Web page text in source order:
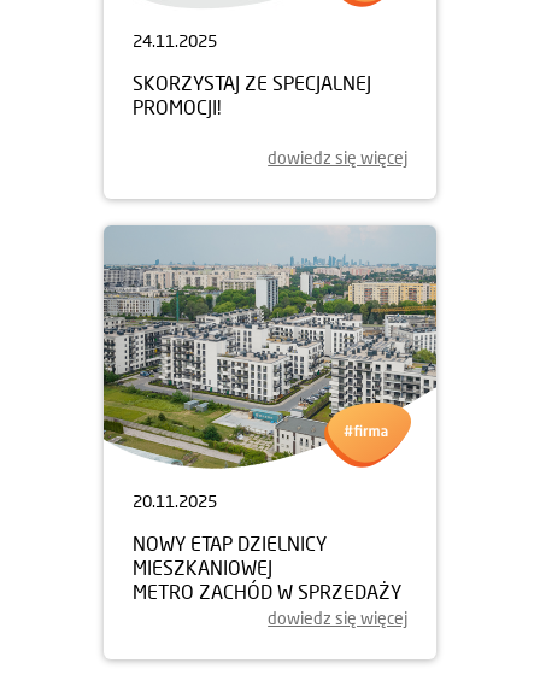
24.11.2025
SKORZYSTAJ ZE SPECJALNEJ
PROMOCJI!
dowiedz się więcej
20.11.2025
NOWY ETAP DZIELNICY
MIESZKANIOWEJ
METRO ZACHÓD W SPRZEDAŻY
dowiedz się więcej